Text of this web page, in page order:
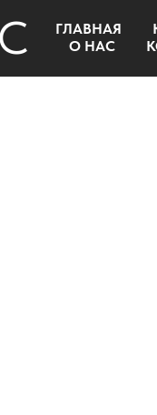
ГЛАВНАЯ
О НАС